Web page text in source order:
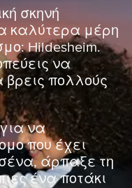
σκηνή
καλύτερα μέρη
Hildesheim.
να
βρεις πολλούς
να
που έχει
άρπαξε τη
ένα ποτάκι